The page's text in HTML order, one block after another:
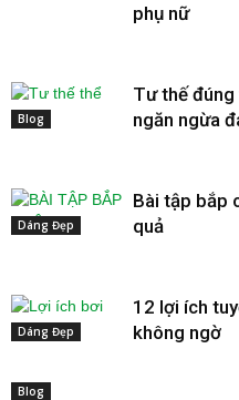
phụ nữ
Blog
Tư thế đúng
ngăn ngừa
Dáng Đẹp
Bài tập bắp
quả
Dáng Đẹp
12 lợi ích
không ngờ
Blog